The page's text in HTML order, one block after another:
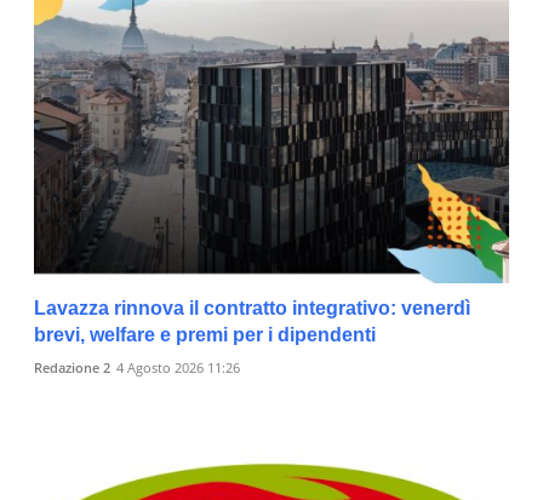
Lavazza rinnova il contratto integrativo: venerdì
brevi, welfare e premi per i dipendenti
Redazione 2 4 Agosto 2026 11:26